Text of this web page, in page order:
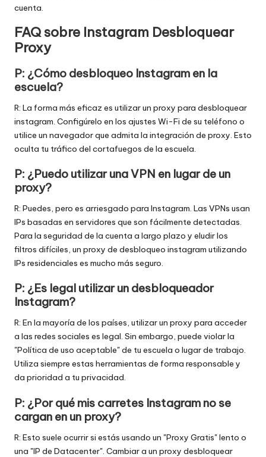
cuenta.
FAQ sobre Instagram Desbloquear
Proxy
P: ¿Cómo desbloqueo Instagram en la
escuela?
R: La forma más eficaz es utilizar un proxy para desbloquear
instagram. Configúrelo en los ajustes Wi-Fi de su teléfono o
utilice un navegador que admita la integración de proxy. Esto
oculta tu tráfico del cortafuegos de la escuela.
P: ¿Puedo utilizar una VPN en lugar de un
proxy?
R: Puedes, pero es arriesgado para Instagram. Las VPNs usan
IPs basadas en servidores que son fácilmente detectadas.
Para la seguridad de la cuenta a largo plazo y eludir los
filtros difíciles, un proxy de desbloqueo instagram utilizando
IPs residenciales es mucho más seguro.
P: ¿Es legal utilizar un desbloqueador
Instagram?
R: En la mayoría de los países, utilizar un proxy para acceder
a las redes sociales es legal. Sin embargo, puede violar la
"Política de uso aceptable" de tu escuela o lugar de trabajo.
Utiliza siempre estas herramientas de forma responsable y
da prioridad a tu privacidad.
P: ¿Por qué mis carretes Instagram no se
cargan en un proxy?
R: Esto suele ocurrir si estás usando un "Proxy Gratis" lento o
una "IP de Datacenter". Cambiar a un proxy desbloquear